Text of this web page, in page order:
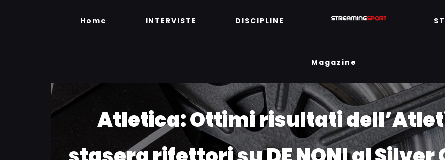
Home INTERVISTE DISCIPLINE
Magazine
Atletica: Ottimi risultati